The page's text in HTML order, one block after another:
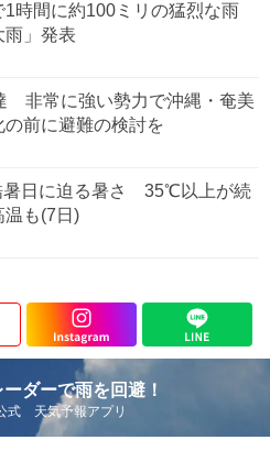
1時間に約100ミリの猛烈な雨
雨」発表
非常に強い勢力で沖縄・奄美
前に避難の検討を
暑日に迫る暑さ 35℃以上が続
温も(7日)
ダーで雨を回避！
式 天気予報アプリ